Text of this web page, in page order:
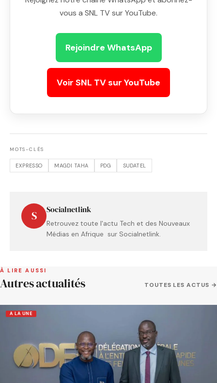
vous a SNL TV sur YouTube.
Rejoindre WhatsApp
Voir SNL TV sur YouTube
MOTS-CLÉS
EXPRESSO MAGDI TAHA PDG SUDATEL
S Socialnetlink
Retrouvez toute l'actu Tech et des Nouveaux
Médias en Afrique sur Socialnetlink.
À LIRE AUSSI
Autres actualités TOUTES LES ACTUS →
A LA UNE